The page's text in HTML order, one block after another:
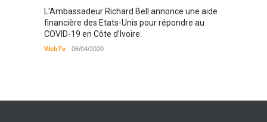
L'Ambassadeur Richard Bell annonce une aide
financière des Etats-Unis pour répondre au
COVID-19 en Côte d’Ivoire.
WebTv 06/04/2020